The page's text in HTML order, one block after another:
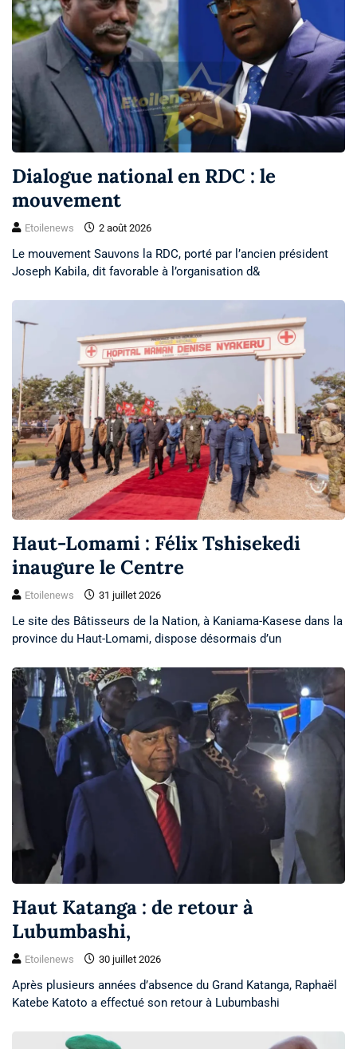
Dialogue national en RDC : le
mouvement
Etoilenews 2 août 2026
Le mouvement Sauvons la RDC, porté par l’ancien président
Joseph Kabila, dit favorable à l’organisation d&
Haut-Lomami : Félix Tshisekedi
inaugure le Centre
Etoilenews 31 juillet 2026
Le site des Bâtisseurs de la Nation, à Kaniama-Kasese dans la
province du Haut-Lomami, dispose désormais d’un
Haut Katanga : de retour à
Lubumbashi,
Etoilenews 30 juillet 2026
Après plusieurs années d’absence du Grand Katanga, Raphaël
Katebe Katoto a effectué son retour à Lubumbashi